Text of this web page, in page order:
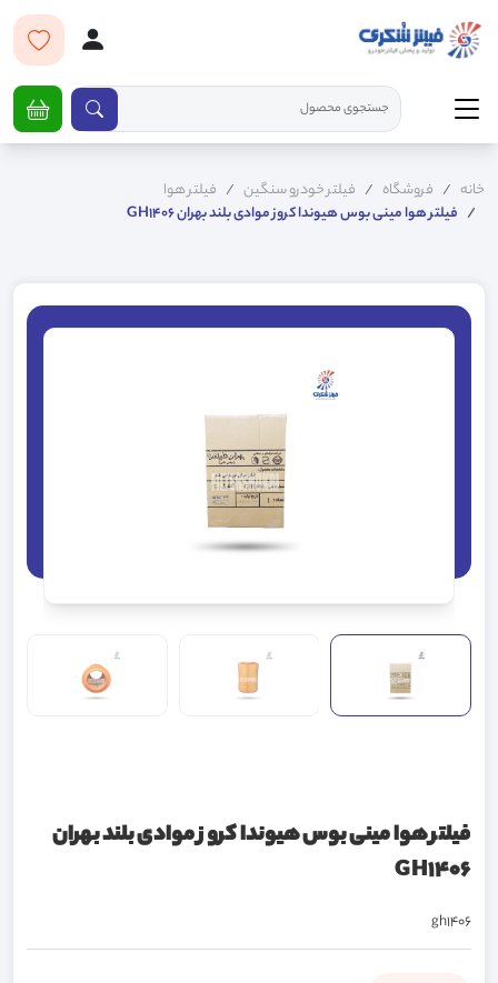
خانه فروشگاه فیلتر خودرو سنگین
فیلتر هوا
فیلتر هوا مینی بوس هیوندا کروز موادی بلند بهران GH1406
فیلتر هوا مینی بوس هیوندا کروز موادی بلند بهران
GH1406
gh1406